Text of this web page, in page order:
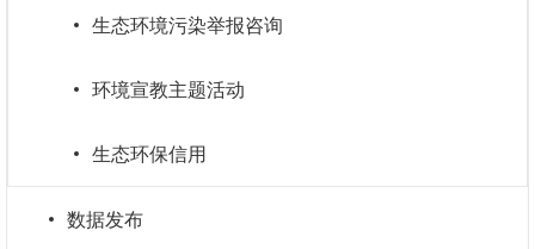
生态环境污染举报咨询
环境宣教主题活动
生态环保信用
数据发布